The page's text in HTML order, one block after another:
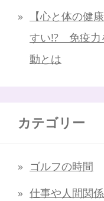
【心と体の健
すい!? 免疫力
動とは
カテゴリー
ゴルフの時間
仕事や人間関